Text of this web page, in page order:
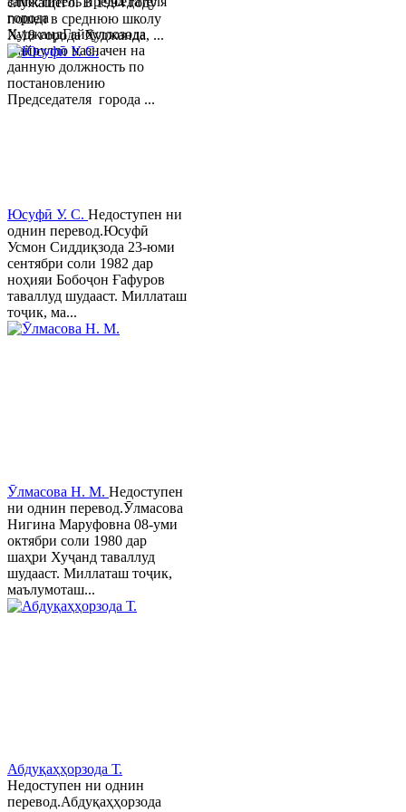
города
ХуджандГайбуллозода
Хайрулло назначен на
данную должность по
постановлению
Председателя города ...
пошел в среднюю школу
№18 города Худжанда, ...
Юсуфӣ У. C. Недоступен ни
однин перевод.Юсуфӣ
Усмон Сиддиқзода 23-юми
сентябри соли 1982 дар
ноҳияи Бобоҷон Ғафуров
таваллуд шудааст. Миллаташ
тоҷик, ма...
Ӯлмасова Н. М. Недоступен
ни однин перевод.Ӯлмасова
Нигина Маруфовна 08-уми
октябри соли 1980 дар
шаҳри Хуҷанд таваллуд
шудааст. Миллаташ тоҷик,
маълумоташ...
Абдуқаҳҳорзода Т.
Недоступен ни однин
перевод.Абдуқаҳҳорзода